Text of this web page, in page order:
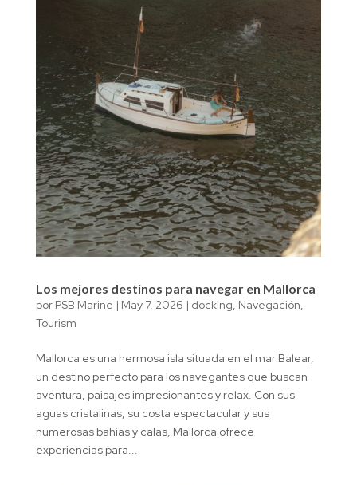
Los mejores destinos para navegar en Mallorca
por PSB Marine | May 7, 2026 | docking Navegación
Tourism
Mallorca es una hermosa isla situada en el mar Balear,
un destino perfecto para los navegantes que buscan
aventura, paisajes impresionantes y relax. Con sus
aguas cristalinas, su costa espectacular y sus
numerosas bahías y calas, Mallorca ofrece
experiencias para...